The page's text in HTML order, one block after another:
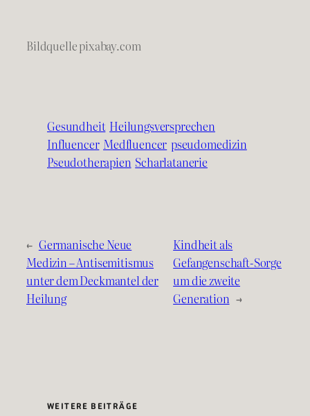
Bildquelle pixabay.com
Gesundheit Heilungsversprechen
Influencer Medfluencer pseudomedizin
Pseudotherapien Scharlatanerie
← Germanische Neue
Medizin – Antisemitismus
unter dem Deckmantel der
Heilung
Kindheit als
Gefangenschaft-Sorge
um die zweite
Generation →
WEITERE BEITRÄGE